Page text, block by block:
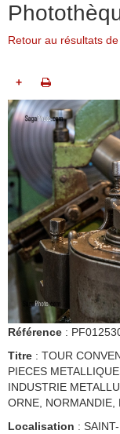
Retour au résultats
+
Référence :
Titre : TOUR
PIECES
INDUSTRIE
ORNE, NORMANDIE,
Localisation :